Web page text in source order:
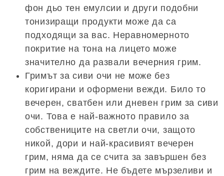
фон дьо тен емулсии и други подобни
тонизиращи продукти може да са
подходящи за вас. Неравномерното
покритие на тона на лицето може
значително да развали вечерния грим.
Гримът за сиви очи не може без
коригирани и оформени вежди. Било то
вечерен, сватбен или дневен грим за сиви
очи. Това е най-важното правило за
собствениците на светли очи, защото
никой, дори и най-красивият вечерен
грим, няма да се счита за завършен без
грим на веждите. Не бъдете мързеливи и